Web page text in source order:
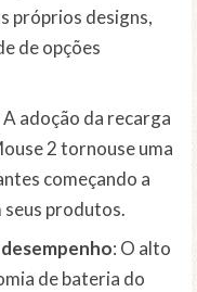
próprios designs,
de opções
A adoção da recarga
2 tornouse uma
começando a
produtos.
: O alto
de bateria do